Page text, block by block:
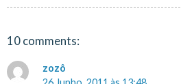
10 comments:
zozô